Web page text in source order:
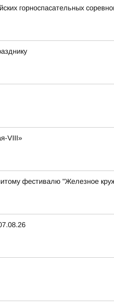
горноспасательных
VIII»
фестивалю "Железное